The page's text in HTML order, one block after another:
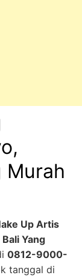
Murah
Up Artis
Yang
0812-9000-
tanggal di